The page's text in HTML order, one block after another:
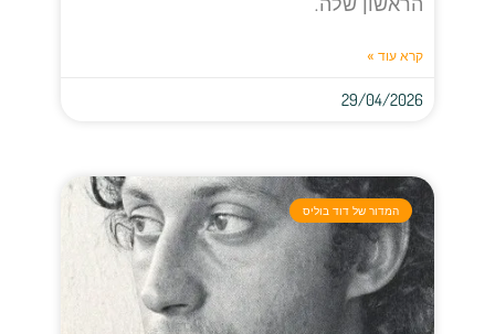
קרא עוד »
29/04/2026
המדור של דוד בוליס